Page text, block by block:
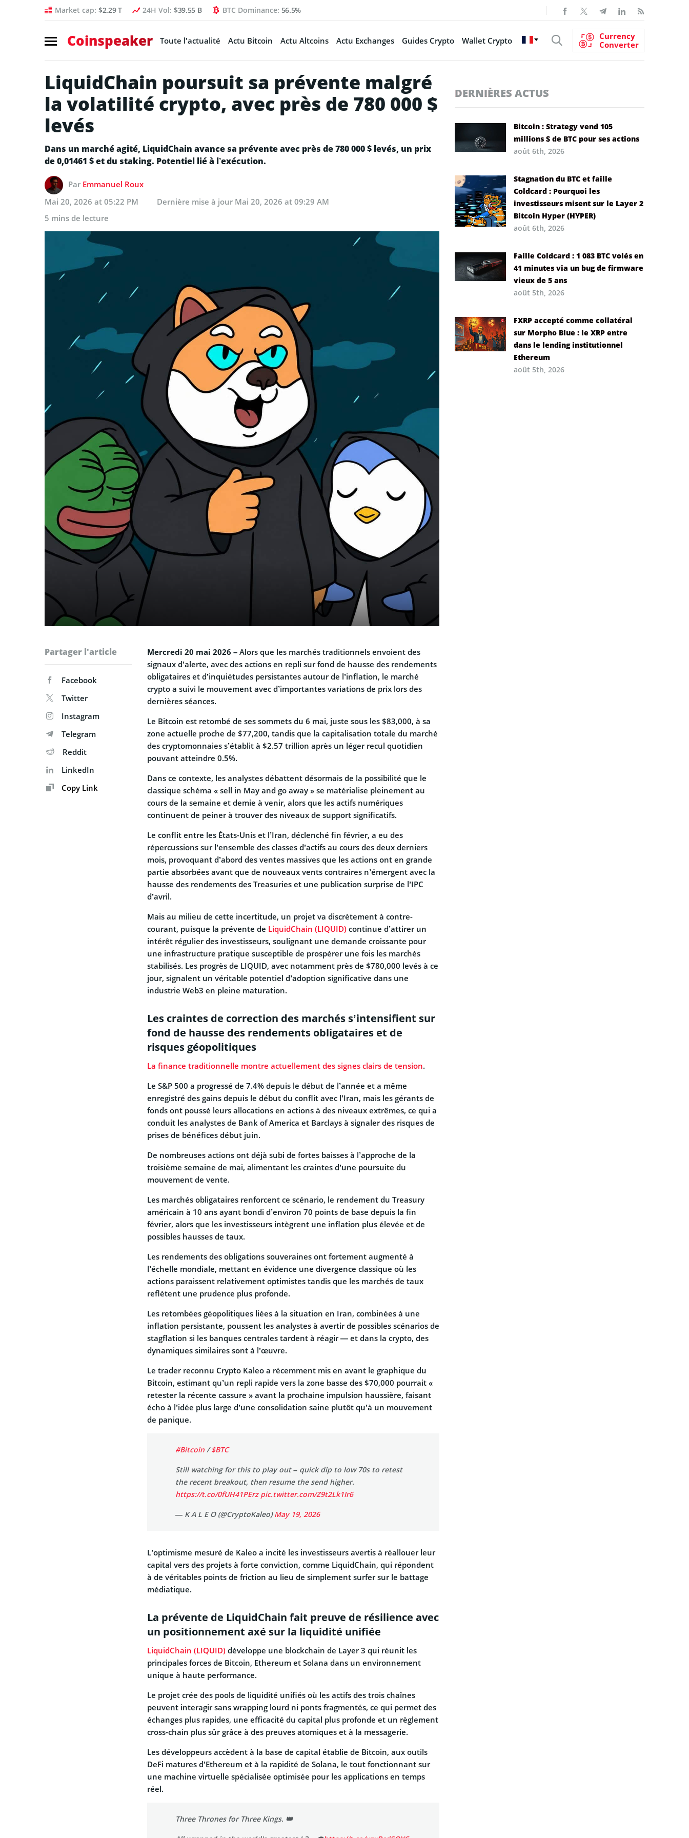
Market cap: $2.29 T 24H Vol: $39.55 B BTC Dominance: 56.5%
Coinspeaker Toute l'actualité Actu Bitcoin Actu Altcoins Actu Exchanges Guides Crypto Wallet Crypto
Currency
Converter
LiquidChain poursuit sa prévente malgré
la volatilité crypto, avec près de 780 000 $
levés
Dans un marché agité, LiquidChain avance sa prévente avec près de 780 000 $ levés, un prix
de 0,01461 $ et du staking. Potentiel lié à l’exécution.
Par Emmanuel Roux
Mai 20, 2026 at 05:22 PM
Dernière mise à jour Mai 20, 2026 at 09:29 AM
5 mins de lecture
Partager l'article
Facebook
Twitter
Instagram
Telegram
Reddit
LinkedIn
Copy Link
Mercredi 20 mai 2026 – Alors que les marchés traditionnels envoient des
signaux d’alerte, avec des actions en repli sur fond de hausse des rendements
obligataires et d’inquiétudes persistantes autour de l’inflation, le marché
crypto a suivi le mouvement avec d’importantes variations de prix lors des
dernières séances.
Le Bitcoin est retombé de ses sommets du 6 mai, juste sous les $83,000, à sa
zone actuelle proche de $77,200, tandis que la capitalisation totale du marché
des cryptomonnaies s’établit à $2.57 trillion après un léger recul quotidien
pouvant atteindre 0.5%.
Dans ce contexte, les analystes débattent désormais de la possibilité que le
classique schéma « sell in May and go away » se matérialise pleinement au
cours de la semaine et demie à venir, alors que les actifs numériques
continuent de peiner à trouver des niveaux de support significatifs.
Le conflit entre les États-Unis et l’Iran, déclenché fin février, a eu des
répercussions sur l’ensemble des classes d’actifs au cours des deux derniers
mois, provoquant d’abord des ventes massives que les actions ont en grande
partie absorbées avant que de nouveaux vents contraires n’émergent avec la
hausse des rendements des Treasuries et une publication surprise de l’IPC
d’avril.
Mais au milieu de cette incertitude, un projet va discrètement à contre-
courant, puisque la prévente de LiquidChain (LIQUID) continue d’attirer un
intérêt régulier des investisseurs, soulignant une demande croissante pour
une infrastructure pratique susceptible de prospérer une fois les marchés
stabilisés. Les progrès de LIQUID, avec notamment près de $780,000 levés à ce
jour, signalent un véritable potentiel d’adoption significative dans une
industrie Web3 en pleine maturation.
Les craintes de correction des marchés s’intensifient sur
fond de hausse des rendements obligataires et de
risques géopolitiques
La finance traditionnelle montre actuellement des signes clairs de tension.
Le S&P 500 a progressé de 7.4% depuis le début de l’année et a même
enregistré des gains depuis le début du conflit avec l’Iran, mais les gérants de
fonds ont poussé leurs allocations en actions à des niveaux extrêmes, ce qui a
conduit les analystes de Bank of America et Barclays à signaler des risques de
prises de bénéfices début juin.
De nombreuses actions ont déjà subi de fortes baisses à l’approche de la
troisième semaine de mai, alimentant les craintes d’une poursuite du
mouvement de vente.
Les marchés obligataires renforcent ce scénario, le rendement du Treasury
américain à 10 ans ayant bondi d’environ 70 points de base depuis la fin
février, alors que les investisseurs intègrent une inflation plus élevée et de
possibles hausses de taux.
Les rendements des obligations souveraines ont fortement augmenté à
l’échelle mondiale, mettant en évidence une divergence classique où les
actions paraissent relativement optimistes tandis que les marchés de taux
reflètent une prudence plus profonde.
Les retombées géopolitiques liées à la situation en Iran, combinées à une
inflation persistante, poussent les analystes à avertir de possibles scénarios de
stagflation si les banques centrales tardent à réagir — et dans la crypto, des
dynamiques similaires sont à l’œuvre.
Le trader reconnu Crypto Kaleo a récemment mis en avant le graphique du
Bitcoin, estimant qu’un repli rapide vers la zone basse des $70,000 pourrait «
retester la récente cassure » avant la prochaine impulsion haussière, faisant
écho à l’idée plus large d’une consolidation saine plutôt qu’à un mouvement
de panique.
#Bitcoin /$BTC
Still watching for this to play out – quick dip to low 70s to retest
the recent breakout, then resume the send higher.
https://t.co/0fUH41PErz pic.twitter.com/Z9t2Lk1Ir6
— K A L E O (@CryptoKaleo)May 19, 2026
L’optimisme mesuré de Kaleo a incité les investisseurs avertis à réallouer leur
capital vers des projets à forte conviction, comme LiquidChain, qui répondent
à de véritables points de friction au lieu de simplement surfer sur le battage
médiatique.
La prévente de LiquidChain fait preuve de résilience avec
un positionnement axé sur la liquidité unifiée
LiquidChain (LIQUID) développe une blockchain de Layer 3 qui réunit les
principales forces de Bitcoin, Ethereum et Solana dans un environnement
unique à haute performance.
Le projet crée des pools de liquidité unifiés où les actifs des trois chaînes
peuvent interagir sans wrapping lourd ni ponts fragmentés, ce qui permet des
échanges plus rapides, une efficacité du capital plus profonde et un règlement
cross-chain plus sûr grâce à des preuves atomiques et à la messagerie.
Les développeurs accèdent à la base de capital établie de Bitcoin, aux outils
DeFi matures d’Ethereum et à la rapidité de Solana, le tout fonctionnant sur
une machine virtuelle spécialisée optimisée pour les applications en temps
réel.
Three Thrones for Three Kings. 👑
DERNIÈRES ACTUS
Bitcoin : Strategy vend 105
millions $ de BTC pour ses actions
août 6th, 2026
Stagnation du BTC et faille
Coldcard : Pourquoi les
investisseurs misent sur le Layer 2
Bitcoin Hyper (HYPER)
août 6th, 2026
Faille Coldcard : 1 083 BTC volés en
41 minutes via un bug de firmware
vieux de 5 ans
août 5th, 2026
FXRP accepté comme collatéral
sur Morpho Blue : le XRP entre
dans le lending institutionnel
Ethereum
août 5th, 2026